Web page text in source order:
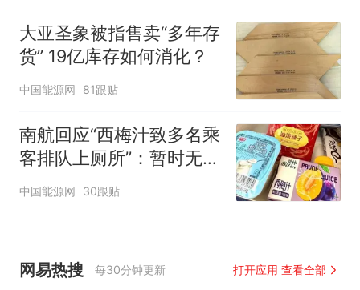
大亚圣象被指售卖“多年存
货” 19亿库存如何消化？
中国能源网 81跟贴
南航回应“西梅汁致多名乘
客排队上厕所”：暂时无法
核查是否发放西梅汁
中国能源网 30跟贴
网易热搜 每30分钟更新 打开应用 查看全部